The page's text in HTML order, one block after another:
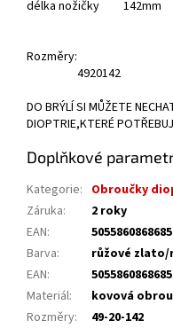
délka nožičky 142mm
Rozměry:
4920142
DO BRÝLÍ SI MŮŽETE
DIOPTRIE,KTERÉ
Doplňkové
Kategorie: Obroučky
Záruka:
2 roky
EAN:
5055860868685
Barva:
růžové zlato/
EAN:
5055860868685
Materiál:
kovová
Rozměry: 49-20-142